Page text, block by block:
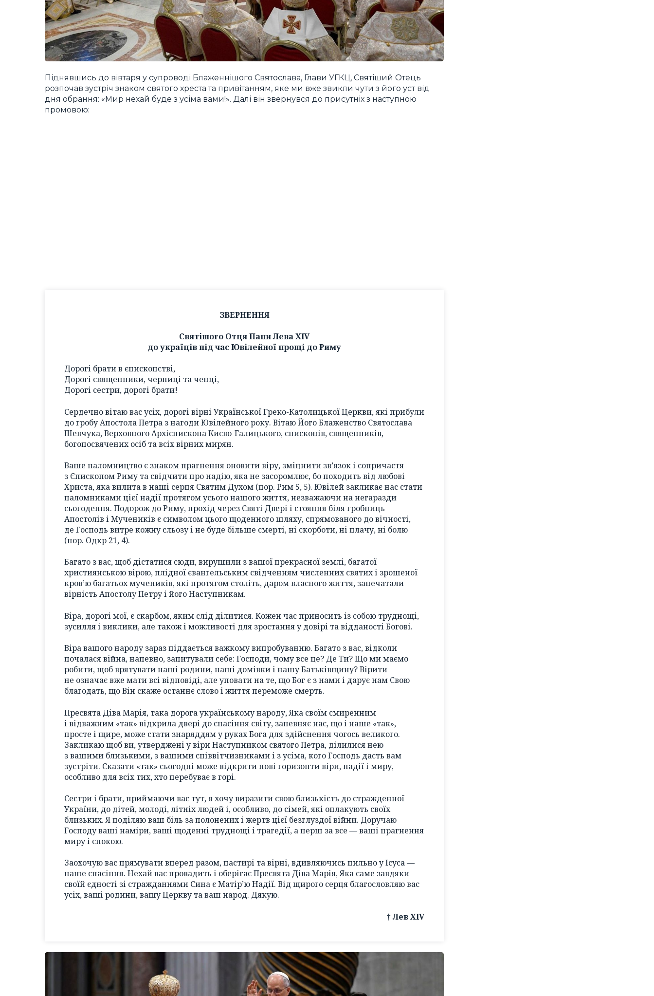
Піднявшись до вівтаря у супроводі Блаженнішого Святослава, Глави УГКЦ, Святіший Отець
розпочав зустріч знаком святого хреста та привітанням, яке ми вже звикли чути з його уст від
дня обрання: «Мир нехай буде з усіма вами!». Далі він звернувся до присутніх з наступною
промовою:
ЗВЕРНЕННЯ
Святішого Отця Папи Лева XIV
до україців під час Ювілейної прощі до Риму
Дорогі брати в єпископстві,
Дорогі священники, черниці та ченці,
Дорогі сестри, дорогі брати!
Сердечно вітаю вас усіх, дорогі вірні Української Греко-Католицької Церкви, які прибули
до гробу Апостола Петра з нагоди Ювілейного року. Вітаю Його Блаженство Святослава
Шевчука, Верховного Архієпископа Києво-Галицького, єпископів, священників,
богопосвячених осіб та всіх вірних мирян.
Ваше паломництво є знаком прагнення оновити віру, зміцнити зв’язок і сопричастя
з Єпископом Риму та свідчити про надію, яка не засоромлює, бо походить від любові
Христа, яка вилита в наші серця Святим Духом (пор. Рим 5, 5). Ювілей закликає нас стати
паломниками цієї надії протягом усього нашого життя, незважаючи на негаразди
сьогодення. Подорож до Риму, прохід через Святі Двері і стояння біля гробниць
Апостолів і Мучеників є символом цього щоденного шляху, спрямованого до вічності,
де Господь витре кожну сльозу і не буде більше смерті, ні скорботи, ні плачу, ні болю
(пор. Одкр 21, 4).
Багато з вас, щоб дістатися сюди, вирушили з вашої прекрасної землі, багатої
християнською вірою, плідної євангельським свідченням численних святих і зрошеної
кров’ю багатьох мучеників, які протягом століть, даром власного життя, запечатали
вірність Апостолу Петру і його Наступникам.
Віра, дорогі мої, є скарбом, яким слід ділитися. Кожен час приносить із собою труднощі,
зусилля і виклики, але також і можливості для зростання у довірі та відданості Богові.
Віра вашого народу зараз піддається важкому випробуванню. Багато з вас, відколи
почалася війна, напевно, запитували себе: Господи, чому все це? Де Ти? Що ми маємо
робити, щоб врятувати наші родини, наші домівки і нашу Батьківщину? Вірити
не означає вже мати всі відповіді, але уповати на те, що Бог є з нами і дарує нам Свою
благодать, що Він скаже останнє слово і життя переможе смерть.
Пресвята Діва Марія, така дорога українському народу, Яка своїм смиренним
і відважним «так» відкрила двері до спасіння світу, запевняє нас, що і наше «так»,
просте і щире, може стати знаряддям у руках Бога для здійснення чогось великого.
Закликаю щоб ви, утверджені у віри Наступником святого Петра, ділилися нею
з вашими близькими, з вашими співвітчизниками і з усіма, кого Господь дасть вам
зустріти. Сказати «так» сьогодні може відкрити нові горизонти віри, надії і миру,
особливо для всіх тих, хто перебуває в горі.
Сестри і брати, приймаючи вас тут, я хочу виразити свою близькість до стражденної
України, до дітей, молоді, літніх людей і, особливо, до сімей, які оплакують своїх
близьких. Я поділяю ваш біль за полонених і жертв цієї безглуздої війни. Доручаю
Господу ваші наміри, ваші щоденні труднощі і трагедії, а перш за все — ваші прагнення
миру і спокою.
Заохочую вас прямувати вперед разом, пастирі та вірні, вдивляючись пильно у Ісуса —
наше спасіння. Нехай вас провадить і оберігає Пресвята Діва Марія, Яка саме завдяки
своїй єдності зі стражданнями Сина є Матір’ю Надії. Від щирого серця благословляю вас
усіх, ваші родини, вашу Церкву та ваш народ. Дякую.
† Лев XIV